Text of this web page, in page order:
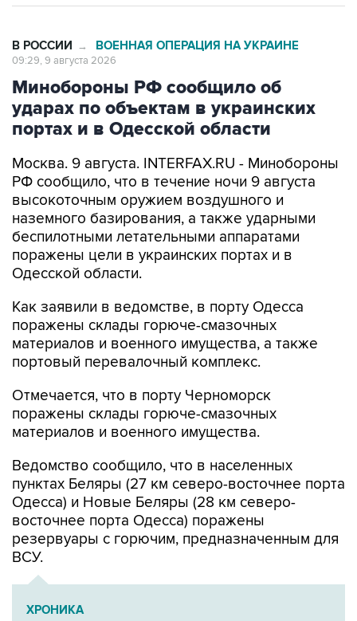
В РОССИИ → ВОЕННАЯ ОПЕРАЦИЯ НА УКРАИНЕ
09:29, 9 августа 2026
Минобороны РФ сообщило об
ударах по объектам в украинских
портах и в Одесской области
Москва. 9 августа. INTERFAX.RU - Минобороны
РФ сообщило, что в течение ночи 9 августа
высокоточным оружием воздушного и
наземного базирования, а также ударными
беспилотными летательными аппаратами
поражены цели в украинских портах и в
Одесской области.
Как заявили в ведомстве, в порту Одесса
поражены склады горюче-смазочных
материалов и военного имущества, а также
портовый перевалочный комплекс.
Отмечается, что в порту Черноморск
поражены склады горюче-смазочных
материалов и военного имущества.
Ведомство сообщило, что в населенных
пунктах Беляры (27 км северо-восточнее порта
Одесса) и Новые Беляры (28 км северо-
восточнее порта Одесса) поражены
резервуары с горючим, предназначенным для
ВСУ.
ХРОНИКА